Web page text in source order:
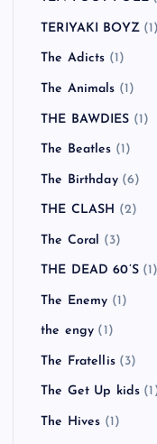
TERIYAKI BOYZ(1)
The Adicts (1)
The Animals (1)
THE BAWDIES (1)
The Beatles (1)
The Birthday(6)
THE CLASH (2)
The Coral (3)
THE DEAD 60’S(1)
The Enemy (1)
the engy (1)
The Fratellis(3)
The Get Up kids
The Hives (1)